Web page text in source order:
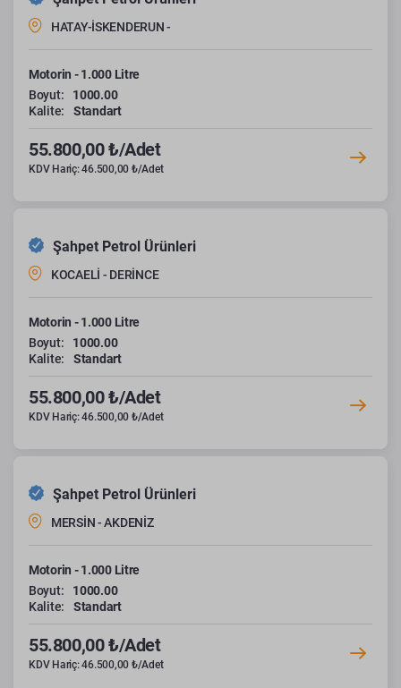
HATAY-İSKENDERUN -
Motorin - 1.000 Litre
Boyut:
1000.00
Kalite:
Standart
55.800,00 ₺/Adet
KDV Hariç: 46.500,00 ₺/Adet
Şahpet Petrol Ürünleri
KOCAELİ - DERİNCE
Motorin - 1.000 Litre
Boyut:
1000.00
Kalite:
Standart
55.800,00 ₺/Adet
KDV Hariç: 46.500,00 ₺/Adet
Şahpet Petrol Ürünleri
MERSİN - AKDENİZ
Motorin - 1.000 Litre
Boyut:
1000.00
Kalite:
Standart
55.800,00 ₺/Adet
KDV Hariç: 46.500,00 ₺/Adet